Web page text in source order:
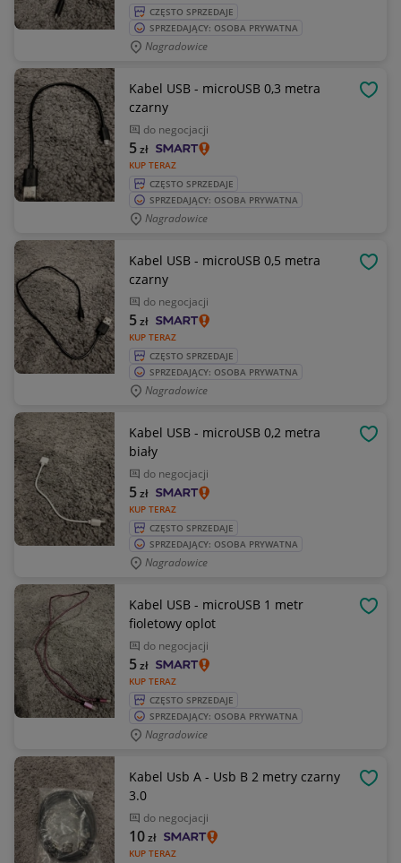
CZĘSTO SPRZEDAJE
SPRZEDAJĄCY: OSOBA PRYWATNA
Nagradowice
Kabel USB - microUSB 0,3 metra
czarny
do negocjacji
KUP TERAZ
5zł
CZĘSTO SPRZEDAJE
SPRZEDAJĄCY: OSOBA PRYWATNA
Nagradowice
Kabel USB - microUSB 0,5 metra
czarny
do negocjacji
KUP TERAZ
5zł
CZĘSTO SPRZEDAJE
SPRZEDAJĄCY: OSOBA PRYWATNA
Nagradowice
Kabel USB - microUSB 0,2 metra
biały
do negocjacji
KUP TERAZ
5zł
CZĘSTO SPRZEDAJE
SPRZEDAJĄCY: OSOBA PRYWATNA
Nagradowice
Kabel USB - microUSB 1 metr
fioletowy oplot
do negocjacji
KUP TERAZ
5zł
CZĘSTO SPRZEDAJE
SPRZEDAJĄCY: OSOBA PRYWATNA
Nagradowice
Kabel Usb A - Usb B 2 metry czarny
3.0
do negocjacji
KUP TERAZ
10zł